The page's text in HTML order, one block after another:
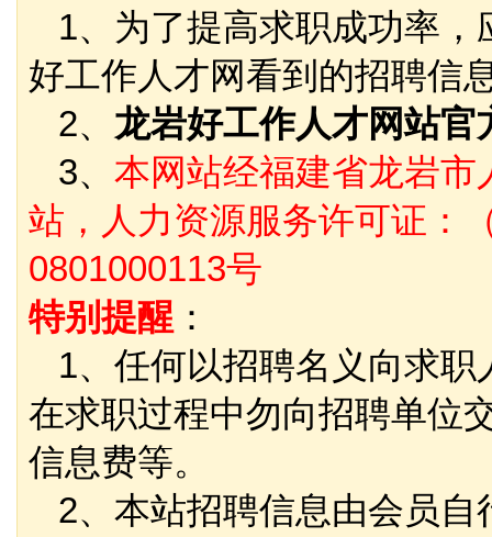
1、为了提高求职成功率，
好工作人才网看到的招聘信
2、 龙岩好工作人才网站
3、 本网站经福建省龙岩
站，人力资源服务许可证：
0801000113号
特别提醒 ：
1、任何以招聘名义向求职
在求职过程中勿向招聘单位
信息费等。
2、本站招聘信息由会员自